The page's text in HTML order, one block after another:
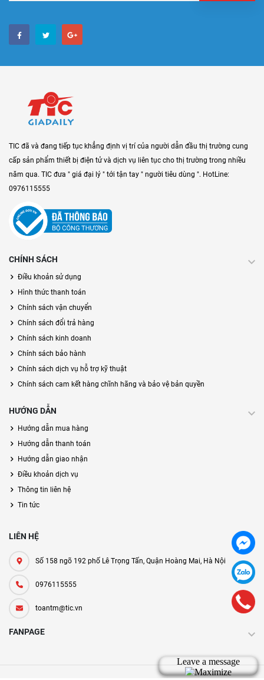
TIC đã và đang tiếp tục khẳng định vị trí của người dẫn đầu thị trường cung
cấp sản phẩm thiết bị điện tử và dịch vụ liên tục cho thị trường trong nhiều
năm qua. TIC đưa " giá đại lý " tới tận tay " người tiêu dùng ". HotLine:
0976115555
CHÍNH SÁCH
Điều khoản sử dụng
Hình thức thanh toán
Chính sách vận chuyển
Chính sách đổi trả hàng
Chính sách kinh doanh
Chính sách bảo hành
Chính sách dịch vụ hỗ trợ kỹ thuật
Chính sách cam kết hàng chĩnh hãng và bảo vệ bản quyền
HƯỚNG DẪN
Hướng dẫn mua hàng
Hướng dẫn thanh toán
Hướng dẫn giao nhận
Điều khoản dịch vụ
Thông tin liên hệ
Tin tức
LIÊN HỆ
Số 158 ngõ 192 phố Lê Trọng Tấn, Quận Hoàng Mai, Hà Nội
0976115555
toantm@tic.vn
FANPAGE